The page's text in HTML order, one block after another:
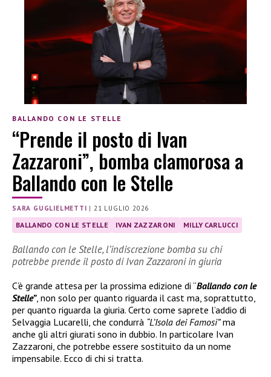
BALLANDO CON LE STELLE
“Prende il posto di Ivan
Zazzaroni”, bomba clamorosa a
Ballando con le Stelle
SARA GUGLIELMETTI |21 LUGLIO 2026
BALLANDO CON LE STELLE IVAN ZAZZARONI MILLY CARLUCCI
Ballando con le Stelle, l’indiscrezione bomba su chi
potrebbe prende il posto di Ivan Zazzaroni in giuria
C’è grande attesa per la prossima edizione di “Ballando con le
Stelle”, non solo per quanto riguarda il cast ma, soprattutto,
per quanto riguarda la giuria. Certo come saprete l’addio di
Selvaggia Lucarelli, che condurrà “L’Isola dei Famosi”ma
anche gli altri giurati sono in dubbio. In particolare Ivan
Zazzaroni, che potrebbe essere sostituito da un nome
impensabile. Ecco di chi si tratta.